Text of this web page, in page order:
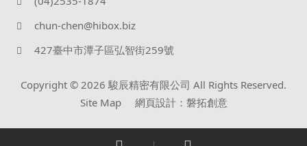
chun-chen@hibox.biz
427臺中市潭子區弘智街259號
Copyright © 2026 駿辰精密有限公司 All Rights Reserved.
Site Map
網頁設計：磐拓創意